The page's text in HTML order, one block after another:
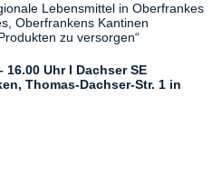
Lebensmittel in Oberfrankes
Oberfrankens Kantinen
zu versorgen“
16.00 Uhr l Dachser SE
Thomas-Dachser-Str. 1 in